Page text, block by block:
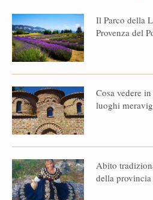
Il Parco della
Provenza del
Cosa vedere
luoghi
Abito
della